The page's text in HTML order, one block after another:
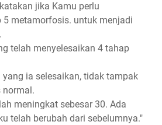
jika Kamu perlu
5 metamorfosis. untuk menjadi
telah menyelesaikan 4 tahap
ia selesaikan, tidak tampak
normal.
meningkat sebesar 30. Ada
telah berubah dari sebelumnya."